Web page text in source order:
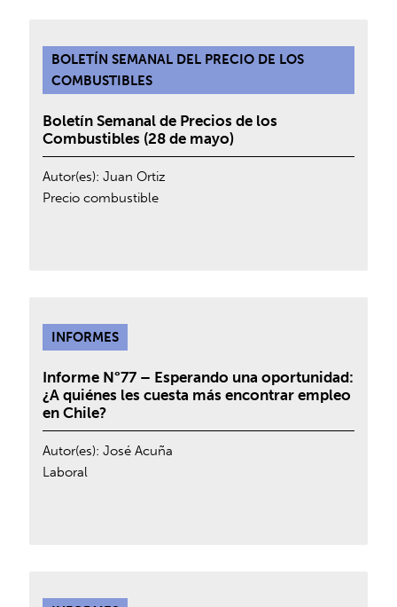
BOLETÍN SEMANAL DEL PRECIO DE LOS
COMBUSTIBLES
Boletín Semanal de Precios de los
Combustibles (28 de mayo)
Autor(es):Juan Ortiz
Precio combustible
INFORMES
Informe N°77 – Esperando una oportunidad:
¿A quiénes les cuesta más encontrar empleo
en Chile?
Autor(es):José Acuña
Laboral